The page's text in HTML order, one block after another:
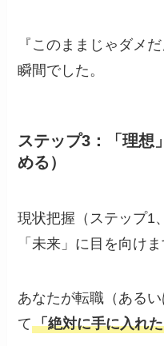
『このままじゃダメ
瞬間でした。
ステップ3：「理想
める）
現状把握（ステップ1
「未来」に目を向けま
あなたが転職（ある
て「絶対に手に入れ